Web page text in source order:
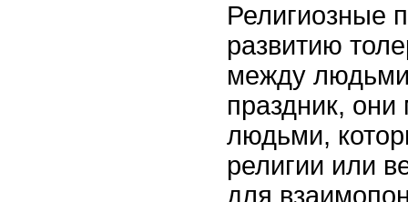
Религиозные
развитию
между
праздник, они
людьми,
религии или
для